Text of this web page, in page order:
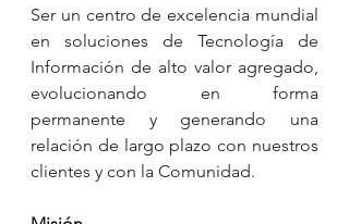
Ser un centro de excelencia mundial
en soluciones de Tecnología de
Información de alto valor agregado,
evolucionando en forma
permanente y generando una
relación de largo plazo con nuestros
clientes y con la Comunidad.